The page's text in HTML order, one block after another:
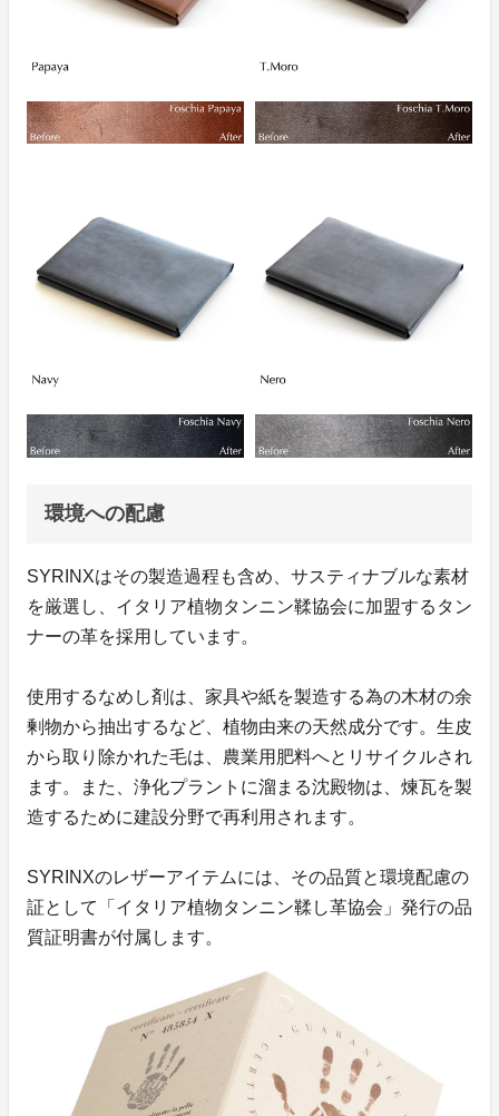
環境への配慮
SYRINXはその製造過程も含め、サスティナブルな素材
を厳選し、イタリア植物タンニン鞣協会に加盟するタン
ナーの革を採用しています。
使用するなめし剤は、家具や紙を製造する為の木材の余
剰物から抽出するなど、植物由来の天然成分です。生皮
から取り除かれた毛は、農業用肥料へとリサイクルされ
ます。また、浄化プラントに溜まる沈殿物は、煉瓦を製
造するために建設分野で再利用されます。
SYRINXのレザーアイテムには、その品質と環境配慮の
証として「イタリア植物タンニン鞣し革協会」発行の品
質証明書が付属します。